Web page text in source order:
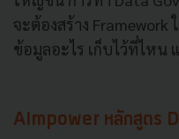
จะต้องสร้าง
ข้อมูลอะไร เก็บไว้ที่ไหน
AImpower หลักสูตร